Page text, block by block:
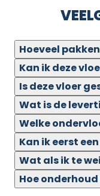
Hoeveel
Kan ik deze
Is deze vloer
Wat is de
Welke
Kan ik eerst
Wat als ik te
Hoe